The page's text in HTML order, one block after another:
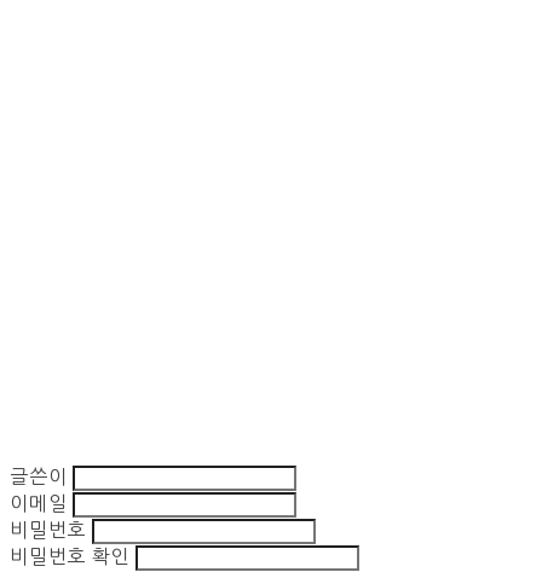
글쓴이
이메일
비밀번호
비밀번호 확인